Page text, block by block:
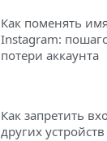
Как поменять
Instagram:
потери аккаунта
Как запретить
других устройств